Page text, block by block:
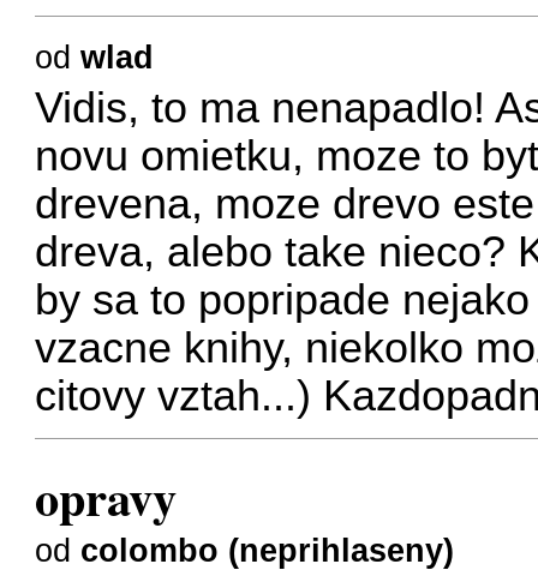
odwlad
Vidis, to ma nenapadlo!
novu omietku, moze to
drevena, moze drevo
dreva, alebo take nieco?
by sa to popripade
vzacne knihy, niekolko
citovy vztah...)
opravy
od colombo (neprihlaseny)